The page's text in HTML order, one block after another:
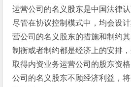
运营公司的名义股东是中国法律
尽管在协议控制模式中，均会设
营公司的名义股东的措施和制约
制衡或者制约都是经济上的安排
取得内资业务运营公司的股东资
公司的名义股东不顾经济利益，